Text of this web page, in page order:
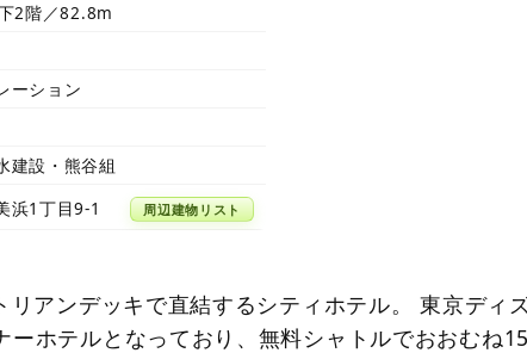
2階／82.8m
ーション
建設・熊谷組
浜1丁目9-1 周辺建物リスト
リアンデッキで直結するシティホテル。 東京ディ
ーホテルとなっており、無料シャトルでおおむね